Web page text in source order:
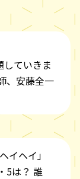
ていきま
、安藤全一
イヘイ」
5は？ 誰